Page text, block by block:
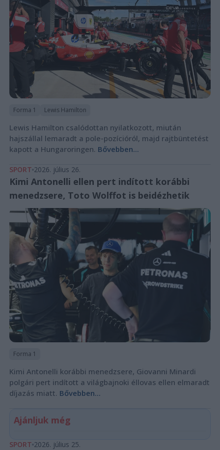
Forma 1 Lewis Hamilton
Lewis Hamilton csalódottan nyilatkozott, miután
hajszállal lemaradt a pole-pozícióról, majd rajtbüntetést
kapott a Hungaroringen. Bővebben...
SPORT 2026. július 26.
Kimi Antonelli ellen pert indított korábbi
menedzsere, Toto Wolffot is beidézhetik
Forma 1
Kimi Antonelli korábbi menedzsere, Giovanni Minardi
polgári pert indított a világbajnoki éllovas ellen elmaradt
díjazás miatt. Bővebben...
Ajánljuk még
SPORT 2026. július 25.